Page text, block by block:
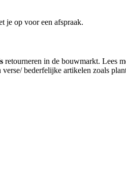
je op voor een afspraak.
retourneren in de bouwmarkt. Lees
bederfelijke artikelen zoals